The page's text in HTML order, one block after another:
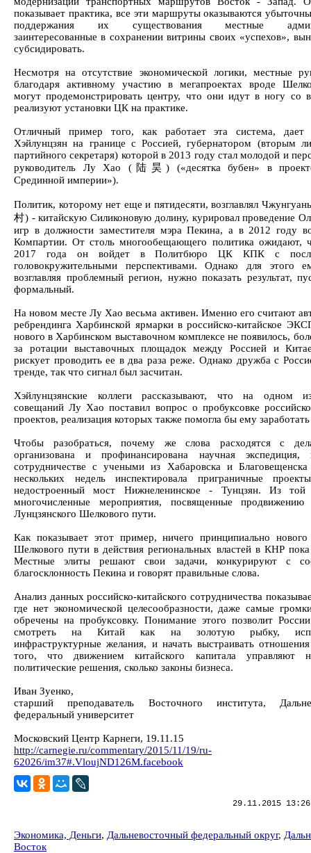
показывает практика, все эти маршруты оказываются
поддержания их существования местные
заинтересованные в сохранении витрины своих «успехов»,
субсидировать.
Несмотря на отсутствие экономической логики, местные
благодаря активному участию в мегапроектах вроде
могут продемонстрировать центру, что они идут в ногу со
реализуют установки ЦК на практике.
Отличный пример того, как работает эта система, дает
Хэйлунцзян на границе с Россией, губернатором (вторым
партийного секретаря) которой в 2013 году стал молодой и
руководитель Лу Хао (陆昊) («десятка бубен» в
Срединной империи»).
Политик, которому нет еще и пятидесяти, возглавлял
村) - китайскую Силиконовую долину, курировал проведение
игр в должности заместителя мэра Пекина, а в 2012 году
Компартии. От столь многообещающего политика ожидают,
2017 года он войдет в Политбюро ЦК КПК с
головокружительными перспективами. Однако для этого
возглавляя проблемный регион, нужно показать результат,
формальный.
На новом месте Лу Хао весьма активен. Именно его считают
ребрендинга Харбинской ярмарки в российско-китайское
нового в Харбинском выставочном комплексе не появилось,
за ротации выставочных площадок между Россией и
рискует проводить ее в два раза реже. Однако дружба с
тренде, так что сигнал был засчитан.
Хэйлунцзянские коллеги рассказывают, что на одном
совещаний Лу Хао поставил вопрос о пробуксовке
проектов, реализация которых также помогла бы ему
Чтобы разобраться, почему же слова расходятся с
организована и профинансирована научная экспедиция,
сотрудничестве с учеными из Хабаровска и
нескольких недель инспектировала приграничные
недостроенный мост Нижнеленинское - Тунцзян. Из
многочисленные мероприятия, посвященные продвижению
Лунцзянского Шелкового пути.
Как показывает этот пример, ничего принципиально нового
Шелкового пути в действия региональных властей в КНР
Местные элиты решают свои задачи, конкурируют с
благосклонность Пекина и говорят правильные слова.
Анализ данных российско-китайского сотрудничества
где нет экономической целесообразности, даже самые
обречены на пробуксовку. Понимание этого позволит России
смотреть на Китай как на золотую рыбку,
инфраструктурные желания, и начать выстраивать
того, что движением китайского капитала управляют
политические решения, сколько законы бизнеса.
Иван Зуенко,
старший преподаватель Восточного института,
федеральный университет
Московский Центр Карнеги, 19.11.15
http://carnegie.ru/commentary/2015/11/19/ru-
62026/im37#.VloujND126M.facebook
29.11.2015
Экономика, Деньги, Дальневосточный федеральный округ,
Восток